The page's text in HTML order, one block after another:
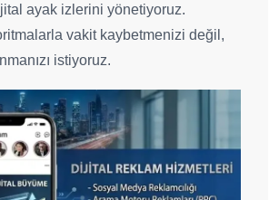
ayak izlerini yönetiyoruz.
vakit kaybetmenizi değil,
istiyoruz.